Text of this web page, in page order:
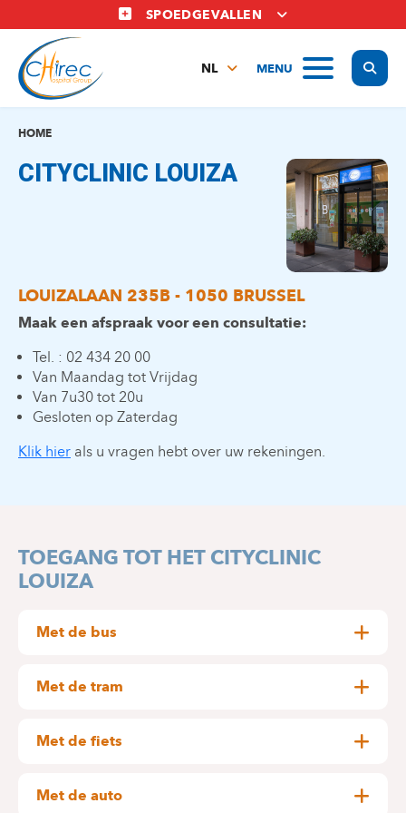
en
naar
inhoud
gaan
SPOEDGEVALLEN
MENU
NL
HOME
CITYCLINIC LOUIZA
LOUIZALAAN 235B - 1050 BRUSSEL
Maak een afspraak voor een consultatie:
Tel. : 02 434 20 00
Van Maandag tot Vrijdag
Van 7u30 tot 20u
Gesloten op Zaterdag
Klik hier als u vragen hebt over uw rekeningen.
TOEGANG TOT HET CITYCLINIC
LOUIZA
Met de bus
lopen):
MIVB - Lijn 60: Ukkel Calevoet ↔ Ambiorix
Met de tram
lopen)
MIVB - Lijn 93: Legrand ↔ Stade
Met de fiets
de Magistratstraat.
Met de auto